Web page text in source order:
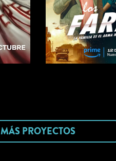
MÁS PROYECTOS